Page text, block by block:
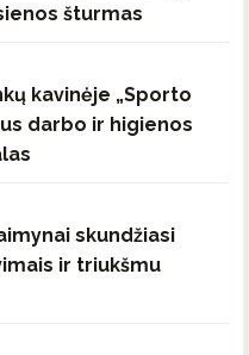
šturmas
kavinėje „Sporto
darbo ir higienos
skundžiasi
ir triukšmu